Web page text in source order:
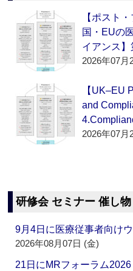
【ポスト
国・EUの
イアンス
2026年07月
【UK–EU
and
2026年07月
研修会 セミナー 催し物
9月4日に医療従事者向け
2026年08月07日 (金)
21日にMRフォーラム